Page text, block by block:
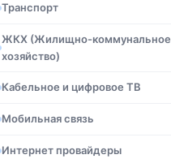
Транспорт
ЖКХ (Жилищно-коммунальное
хозяйство)
Кабельное и цифровое ТВ
Мобильная связь
Интернет провайдеры